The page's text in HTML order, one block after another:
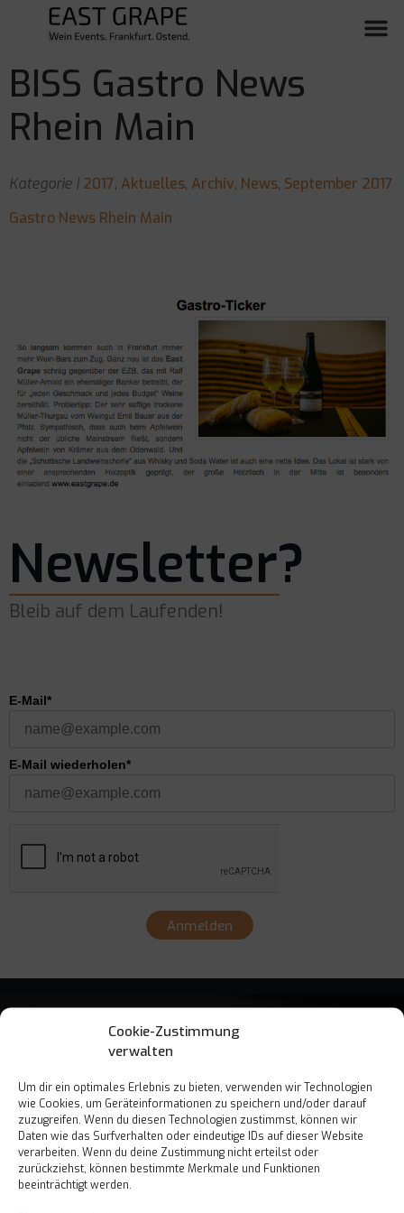
Cookie-Zustimmung
verwalten
Um dir ein optimales Erlebnis zu bieten, verwenden wir Technologien
wie Cookies, um Geräteinformationen zu speichern und/oder darauf
zuzugreifen. Wenn du diesen Technologien zustimmst, können wir
Daten wie das Surfverhalten oder eindeutige IDs auf dieser Website
verarbeiten. Wenn du deine Zustimmung nicht erteilst oder
zurückziehst, können bestimmte Merkmale und Funktionen
beeinträchtigt werden.
BISS Gastro News
Rhein Main
Kategorie | 2017, Aktuelles, Archiv, News, September 2017
Gastro News Rhein Main
Newsletter?
Bleib auf dem Laufenden!
E-Mail*
E-Mail wiederholen*
Anmelden
Est. 2017